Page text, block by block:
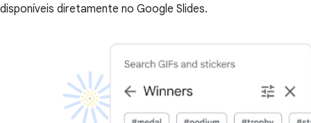
disponíveis diretamente no Google Slides.